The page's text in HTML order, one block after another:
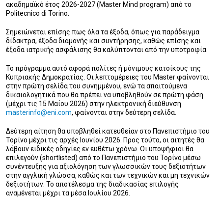
ακαδημαϊκό έτος 2026-2027 (Master Mind program) από το
Politecnico di Torino.
Σημειώνεται επίσης πως όλα τα έξοδα, όπως για παράδειγμα
δίδακτρα, έξοδα διαμονής και συντήρησης, καθώς επίσης και
έξοδα ιατρικής ασφάλισης θα καλύπτονται από την υποτροφία.
Το πρόγραμμα αυτό αφορά πολίτες ή μόνιμους κατοίκους της
Κυπριακής Δημοκρατίας. Οι λεπτομέρειες του Master φαίνονται
στην πρώτη σελίδα του συνημμένου, ενώ τα απαιτούμενα
δικαιολογητικά που θα πρέπει να υποβληθούν σε πρώτη φάση
(μέχρι τις 15 Μαΐου 2026) στην ηλεκτρονική διεύθυνση
masterinfo@eni.com, φαίνονται στην δεύτερη σελίδα.
Δεύτερη αίτηση θα υποβληθεί κατευθείαν στο Πανεπιστήμιο του
Τορίνο μέχρι τις αρχές Ιουνίου 2026. Προς τούτο, οι αιτητές θα
λάβουν ειδικές οδηγίες εν ευθέτω χρόνω. Οι υποψήφιοι θα
επιλεγούν (shortlisted) από το Πανεπιστήμιο του Τορίνο μέσω
συνέντευξης για αξιολόγηση των γλωσσικών τους δεξιοτήτων
στην αγγλική γλώσσα, καθώς και των τεχνικών και μη τεχνικών
δεξιοτήτων. Το αποτέλεσμα της διαδικασίας επιλογής
αναμένεται μέχρι τα μέσα Ιουλίου 2026.